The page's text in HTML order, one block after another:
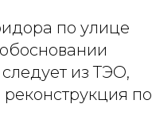
по улице
из ТЭО,
по